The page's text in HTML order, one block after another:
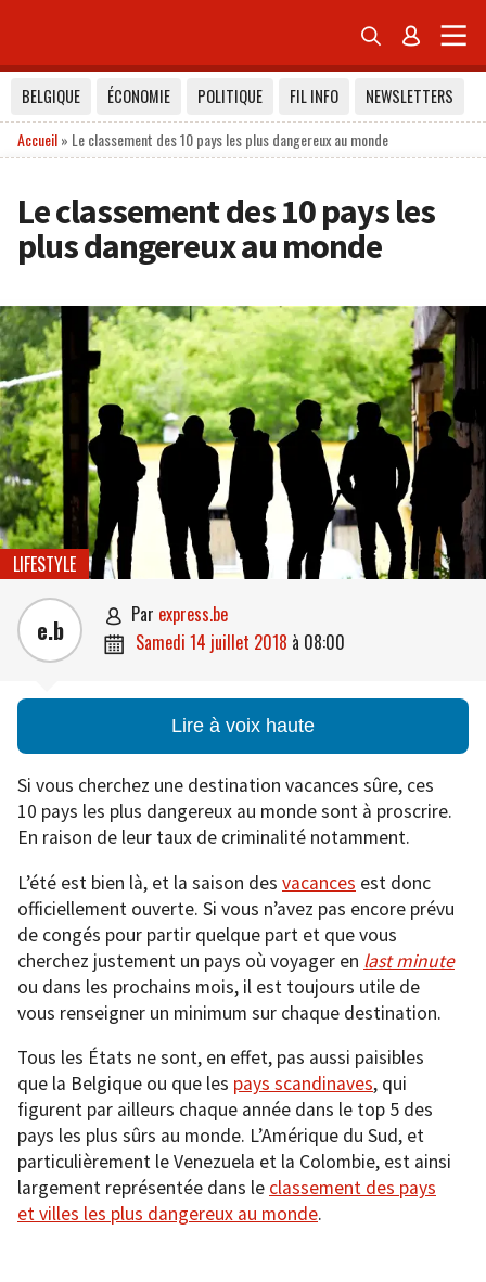
 
BELGIQUE ÉCONOMIE POLITIQUE FIL INFO
NEWSLETTERS
Accueil» Le classement des 10 pays les plus dangereux au monde
Le classement des 10 pays les
plus dangereux au monde
LIFESTYLE
e.b  par express.be
 samedi 14 juillet 2018 à 08:00
Lire à voix haute
Si vous cherchez une destination vacances sûre, ces
10 pays les plus dangereux au monde sont à proscrire.
En raison de leur taux de criminalité notamment.
L’été est bien là, et la saison des vacances est donc
officiellement ouverte. Si vous n’avez pas encore prévu
de congés pour partir quelque part et que vous
cherchez justement un pays où voyager en last minute
ou dans les prochains mois, il est toujours utile de
vous renseigner un minimum sur chaque destination.
Tous les États ne sont, en effet, pas aussi paisibles
que la Belgique ou que les pays scandinaves, qui
figurent par ailleurs chaque année dans le top 5 des
pays les plus sûrs au monde. L’Amérique du Sud, et
particulièrement le Venezuela et la Colombie, est ainsi
largement représentée dans le classement des pays
et villes les plus dangereux au monde.